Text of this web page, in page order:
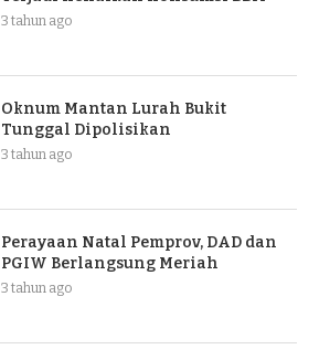
3 tahun ago
Oknum Mantan Lurah Bukit
Tunggal Dipolisikan
3 tahun ago
Perayaan Natal Pemprov, DAD dan
PGIW Berlangsung Meriah
3 tahun ago